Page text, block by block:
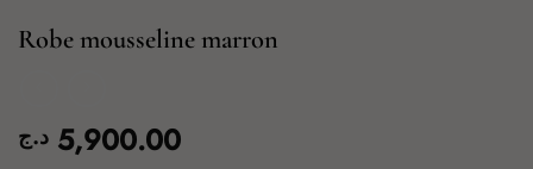
Robe mousseline marron
5,900.00 د.ج